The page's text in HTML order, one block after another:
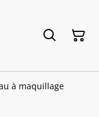
à maquillage